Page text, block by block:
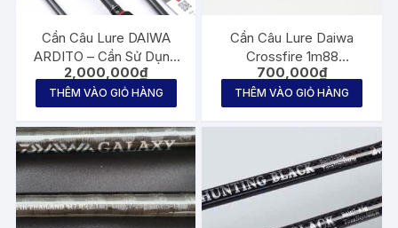
có
thể
được
chọn
trên
sản
phẩm
Cần Câu Lure DAIWA
ARDITO – Cần Sử Dụng
Cho Cả Máy Đứng và
Máy Ngang
2,000,000₫
THÊM VÀO GIỎ HÀNG
Cần Câu Lure Daiwa
Crossfire 1m88
700.000₫
700,000₫
THÊM VÀO GIỎ HÀNG